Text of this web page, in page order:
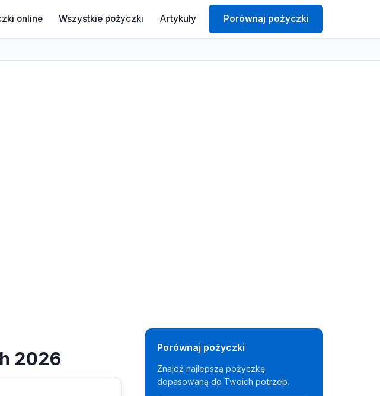
online Wszystkie pożyczki Artykuły Porównaj pożyczki
2026
Porównaj pożyczki
Znajdź najlepszą pożyczkę
dopasowaną do Twoich potrzeb.